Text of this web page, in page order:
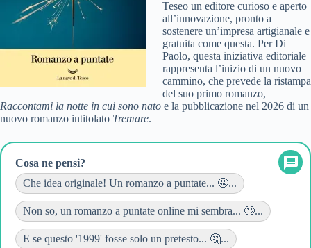
Teseo un editore curioso e aperto
all’innovazione, pronto a
sostenere un’impresa artigianale e
gratuita come questa. Per Di
Paolo, questa iniziativa editoriale
rappresenta l’inizio di un nuovo
cammino, che prevede la ristampa
del suo primo romanzo,
Raccontami la notte in cui sono nato e la pubblicazione nel 2026 di un
nuovo romanzo intitolato Tremare.
Cosa ne pensi?
Che idea originale! Un romanzo a puntate... 🤩...
Non so, un romanzo a puntate online mi sembra... 🙄...
E se questo '1999' fosse solo un pretesto... 🤔...